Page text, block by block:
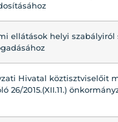
ellátások helyi szabályiról
Hivatal köztisztviselőit
26/2015.(XII.11.)